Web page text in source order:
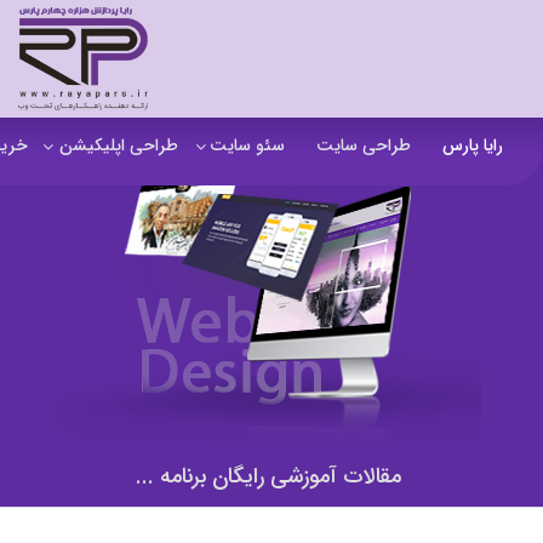
رایا پارس طراحی سایت سئو سایت
سفارش تولید محتوا
آنالیز سایت
آموزش سئو در مشهد
سئو خارجی و ساخت بک لینک
طراحی اپلیکیشن
اپلیکیشن b2b
اپلیکیشن فروشگاهی
اپلیکیشن آموزشی
مقالات آموزشی رایگان برنامه ...